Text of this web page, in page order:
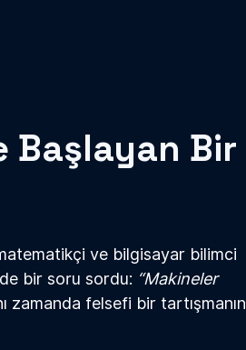
Başlayan Bir
ve bilgisayar bilimci
bir soru sordu: “Makineler
zamanda felsefi bir tartışmanın